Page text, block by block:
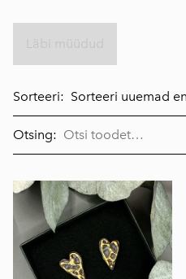
Sorteeri:
Otsing: